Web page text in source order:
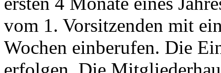
vom 1. Vorsitzenden mit
Wochen einberufen. Die